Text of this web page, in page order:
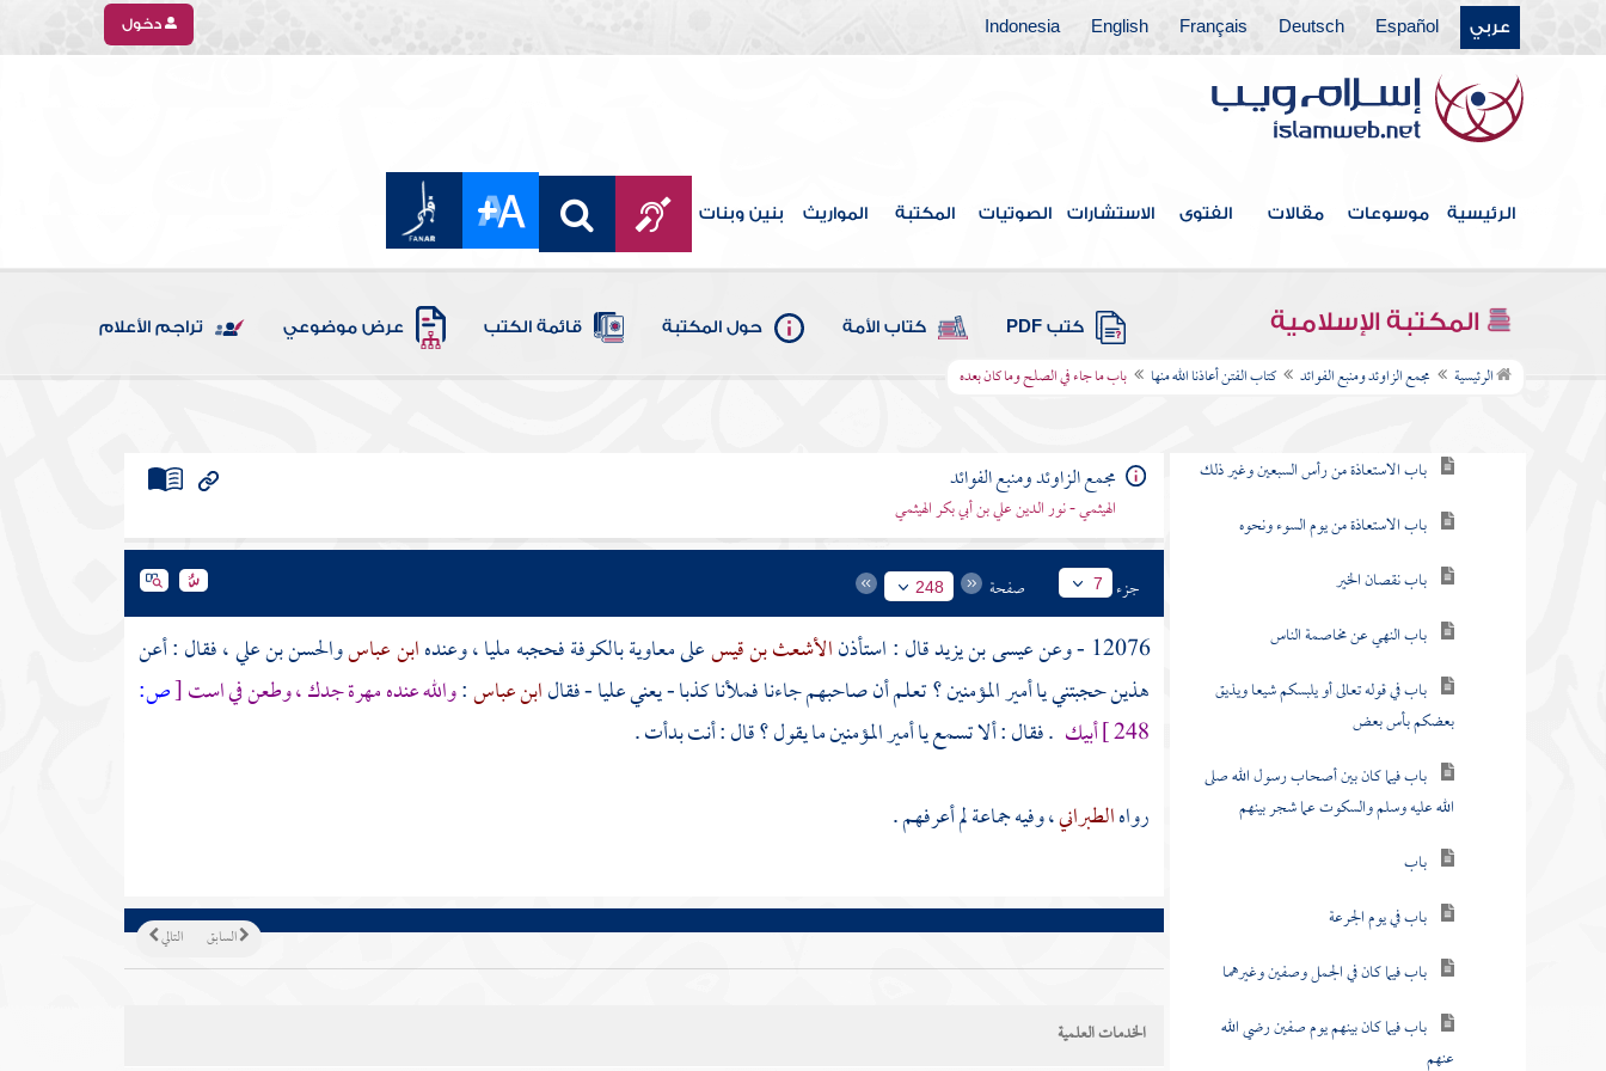
عربي Español
Deutsch
Français
English
Indonesia دخول
الرئيسية موسوعات مقالات الفتوى الاستشارات الصوتيات المكتبة المواريث بنين وبنات
المكتبة الإسلامية كتب PDF كتاب الأمة حول المكتبة قائمة الكتب عرض موضوعي تراجم الأعلام
الرئيسية مجمع الزاوئد ومنبع الفوائد كتاب الفتن أعاذنا الله منها باب ما جاء في الصلح وما كان بعده
كتاب قتال أهل البغي
كتاب الحدود والديات
كتاب الديات
كتاب التفسير
كتاب التعبير
كتاب القدر
كتاب الفتن أعاذنا الله منها
باب الاستعاذة من رأس السبعين وغير ذلك
باب الاستعاذة من يوم السوء ونحوه
باب نقصان الخير
باب النهي عن مخاصمة الناس
باب في قوله تعالى أو يلبسكم شيعا ويذيق
بعضكم بأس بعض
باب فيما كان بين أصحاب رسول الله صلى
الله عليه وسلم والسكوت عما شجر بينهم
باب
باب في يوم الجرعة
باب فيما كان في الجمل وصفين وغيرهما
باب فيما كان بينهم يوم صفين رضي الله
عنهم
مجمع الزاوئد ومنبع الفوائد
الهيثمي - نور الدين علي بن أبي بكر الهيثمي
جزء 7 صفحة 248
12076 - وعن عيسى بن يزيدقال : استأذنالأشعث بن قيسعلىمعاويةبالكوفةفحجبه مليا ، وعندهابن عباسوالحسن بن علي، فقال : أعن
هذين حجبتني يا أمير المؤمنين ؟ تعلم أن صاحبهم جاءنا فملأنا كذبا - يعنيعليا- فقالابن عباس:والله عنده مهرة جدك ، وطعن في است[ص:
248 ] أبيك . فقال : ألا تسمع يا أمير المؤمنين ما يقول ؟ قال : أنت بدأت .
رواهالطبراني، وفيه جماعة لم أعرفهم .
التالي السابق
الخدمات العلمية